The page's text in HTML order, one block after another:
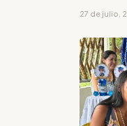
27 de julio,